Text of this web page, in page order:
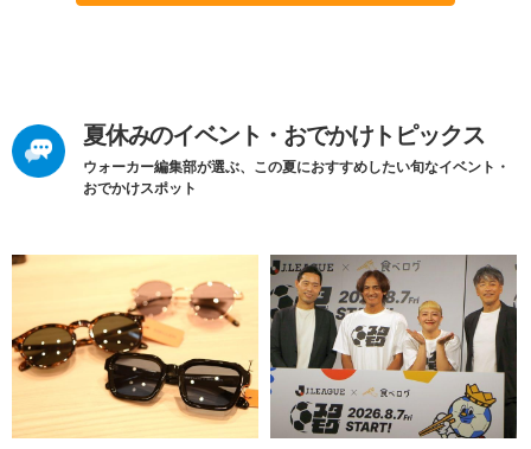
夏休みのイベント・おでかけトピックス
ウォーカー編集部が選ぶ、この夏におすすめしたい旬なイベント・
おでかけスポット